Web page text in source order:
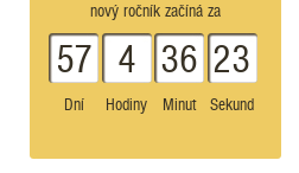
nový ročník začíná za
57
Dní
4
Hodiny
36
Minut
23
Sekund